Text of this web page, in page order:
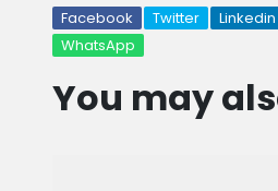
Facebook
Twitter Linkedin
WhatsApp
You may